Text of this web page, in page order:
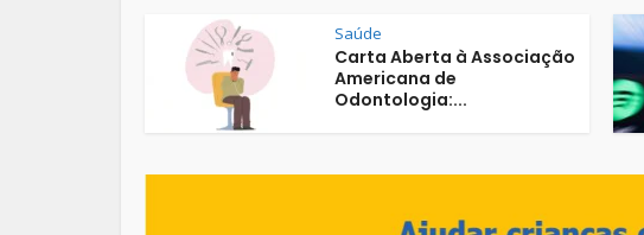
Saúde
Carta Aberta à Associação
Americana de
Odontologia:...